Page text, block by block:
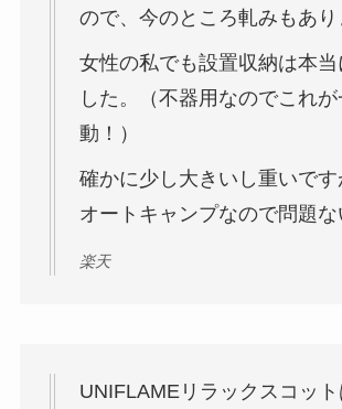
ので、今のところ軋みもあり
女性の私でも設置収納は本
した。（不器用なのでこれ
動！）
確かに少し大きいし重いで
オートキャンプなので問題な
楽天
UNIFLAMEリラックスコッ